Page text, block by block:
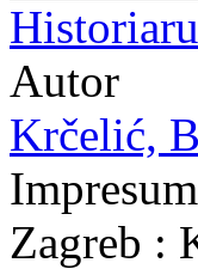
Autor
Krčelić,
Impresum
Zagreb :